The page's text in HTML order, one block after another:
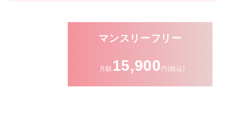
マンスリーフリー
月額15,900 円(税込)